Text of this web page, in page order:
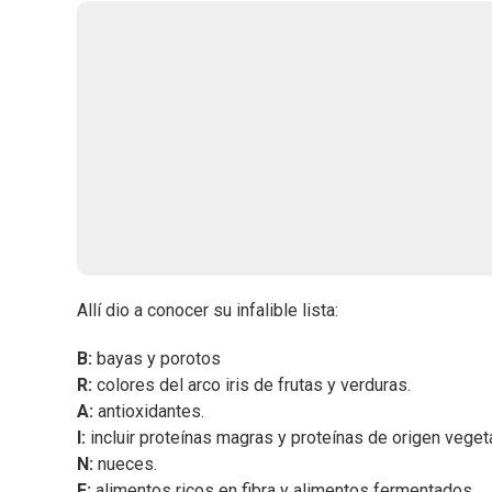
Allí dio a conocer su infalible lista:
B: bayas y porotos
R: colores del arco iris de frutas y verduras.
A: antioxidantes.
I: incluir proteínas magras y proteínas de origen
N: nueces.